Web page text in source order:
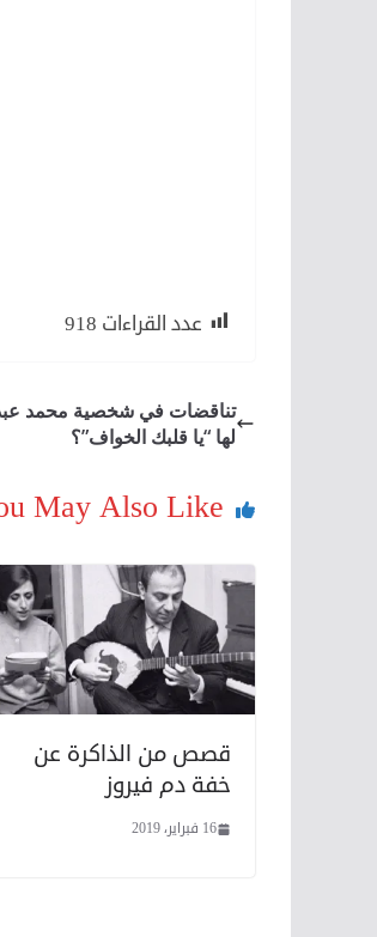
عدد القراءات 918
تناقضات في شخصية محمد
لها “يا قلبك الخواف”؟
May Also Like
قصص من الذاكرة عن
خفة دم فيروز
16 فبراير، 2019